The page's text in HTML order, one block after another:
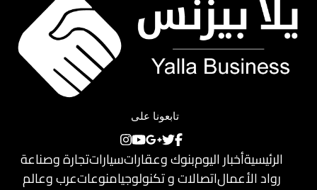
تابعونا على
الرئيسيةأخبار اليومبنوك وعقاراتسياراتتجارة وصناعة
رواد الأعمالاتصالات و تكنولوجيامنوعاتعرب وعالم